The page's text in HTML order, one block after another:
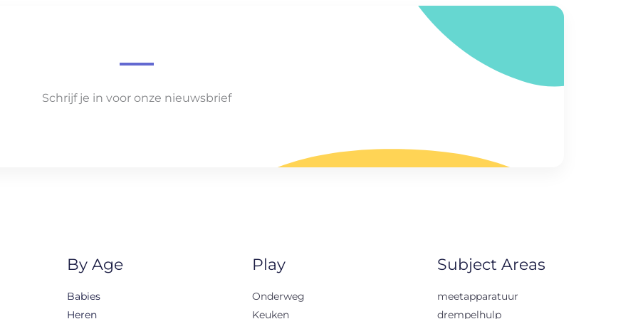
Schrijf je in voor onze nieuwsbrief
By Age
Babies
Heren
Play
Onderweg
Keuken
Subject Areas
meetapparatuur
drempelhulp